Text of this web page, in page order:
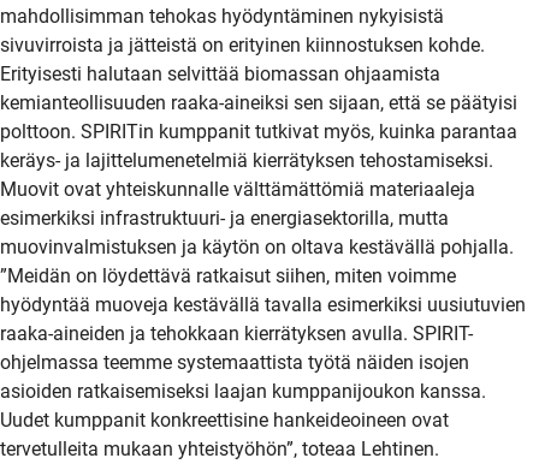
mahdollisimman tehokas hyödyntäminen nykyisistä
sivuvirroista ja jätteistä on erityinen kiinnostuksen kohde.
Erityisesti halutaan selvittää biomassan ohjaamista
kemianteollisuuden raaka-aineiksi sen sijaan, että se päätyisi
polttoon. SPIRITin kumppanit tutkivat myös, kuinka parantaa
keräys- ja lajittelumenetelmiä kierrätyksen tehostamiseksi.
Muovit ovat yhteiskunnalle välttämättömiä materiaaleja
esimerkiksi infrastruktuuri- ja energiasektorilla, mutta
muovinvalmistuksen ja käytön on oltava kestävällä pohjalla.
”Meidän on löydettävä ratkaisut siihen, miten voimme
hyödyntää muoveja kestävällä tavalla esimerkiksi uusiutuvien
raaka-aineiden ja tehokkaan kierrätyksen avulla. SPIRIT-
ohjelmassa teemme systemaattista työtä näiden isojen
asioiden ratkaisemiseksi laajan kumppanijoukon kanssa.
Uudet kumppanit konkreettisine hankeideoineen ovat
tervetulleita mukaan yhteistyöhön”, toteaa Lehtinen.